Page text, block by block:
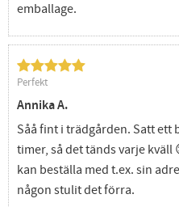
emballage.
Perfekt
Annika A.
Såå fint i trädgården. Satt
timer, så det tänds varje kväll
kan beställa med t.ex. sin
någon stulit det förra.